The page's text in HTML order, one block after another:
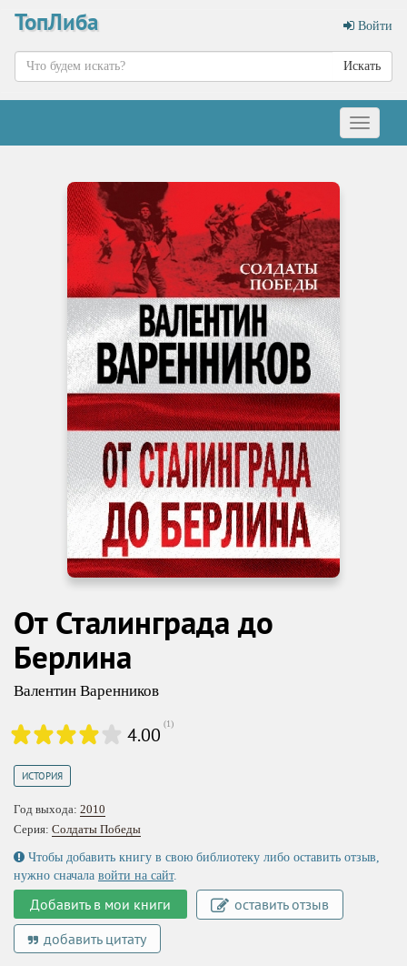
ТопЛиба Войти
Искать
Меню
От Сталинграда до
Берлина
Валентин Варенников
4.00 (1)
ИСТОРИЯ
Год выхода: 2010
Серия: Солдаты Победы
Чтобы добавить книгу в свою библиотеку либо оставить отзыв,
нужно сначала войти на сайт.
Добавить в мои книги
оставить отзыв
добавить цитату